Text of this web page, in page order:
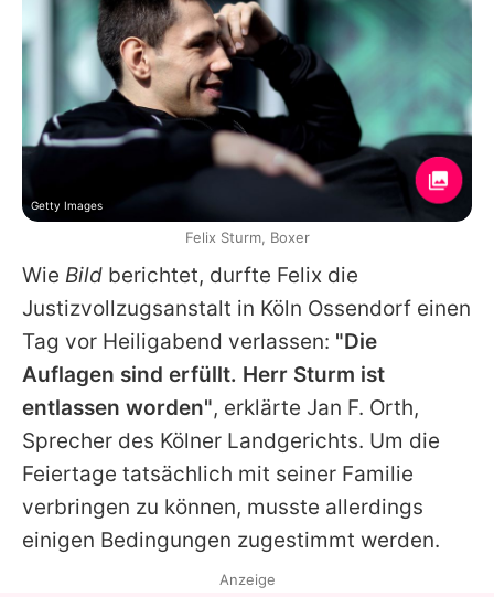
Wie Bild berichtet, durfte Felix die
Justizvollzugsanstalt in Köln Ossendorf einen
Tag vor Heiligabend verlassen: "Die
Auflagen sind erfüllt. Herr Sturm ist
entlassen worden", erklärte Jan F. Orth,
Sprecher des Kölner Landgerichts. Um die
Feiertage tatsächlich mit seiner Familie
verbringen zu können, musste allerdings
einigen Bedingungen zugestimmt werden.
Getty Images
Felix Sturm, Boxer
Anzeige